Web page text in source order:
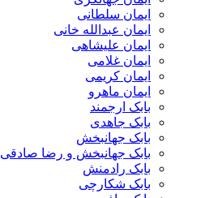
ایمان سلطانی
ایمان عبدالله خانی
ایمان علیشاهی
ایمان غلامی
ایمان کریمی
ایمان ماهرو
بابک ارجمند
بابک جاهدی
بابک جهانبخش
بابک جهانبخش و رضا صادقی
بابک رادمنش
بابک شکارچی